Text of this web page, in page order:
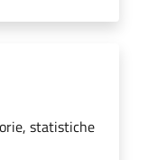
statistiche